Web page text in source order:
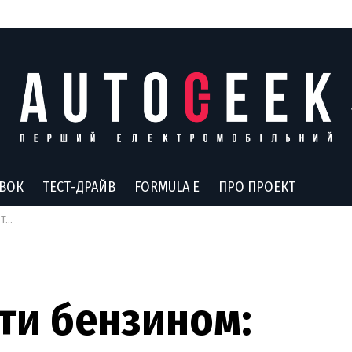
ТЕСТ-ДРАЙВ FORMULA E ПРО ПРОЕКТ
бензином: